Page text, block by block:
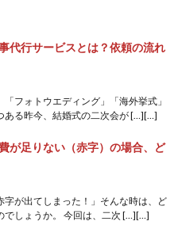
代行サービスとは？依頼の流れ
「フォトウエディング」「海外挙式」
ある昨今、結婚式の二次会が […][…]
が足りない（赤字）の場合、ど
字が出てしまった！」そんな時は、ど
でしょうか。 今回は、二次 […][…]